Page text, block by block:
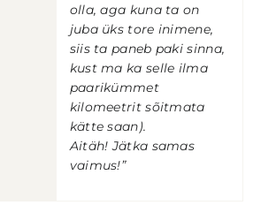
olla, aga kuna ta on
juba üks tore inimene,
siis ta paneb paki sinna,
kust ma ka selle ilma
paarikümmet
kilomeetrit sõitmata
kätte saan).
Aitäh! Jätka samas
vaimus!”